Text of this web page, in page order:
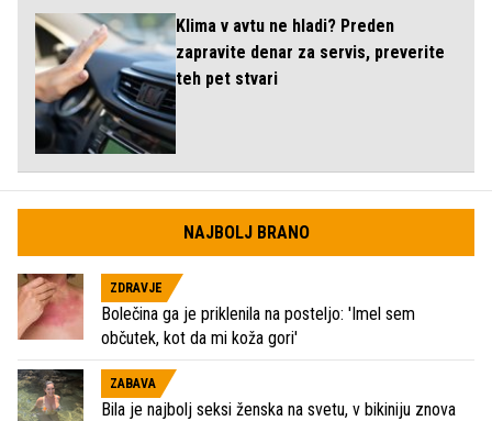
Klima v avtu ne hladi? Preden
zapravite denar za servis, preverite
teh pet stvari
NAJBOLJ BRANO
ZDRAVJE
Bolečina ga je priklenila na posteljo: 'Imel sem
občutek, kot da mi koža gori'
ZABAVA
Bila je najbolj seksi ženska na svetu, v bikiniju znova